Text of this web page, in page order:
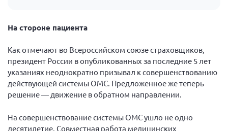
На стороне пациента
Как отмечают во Всероссийском союзе страховщиков,
президент России в опубликованных за последние 5 лет
указаниях неоднократно призывал к совершенствованию
действующей системы ОМС. Предложенное же теперь
решение — движение в обратном направлении.
На совершенствование системы ОМС ушло не одно
десятилетие. Совместная работа медицинских